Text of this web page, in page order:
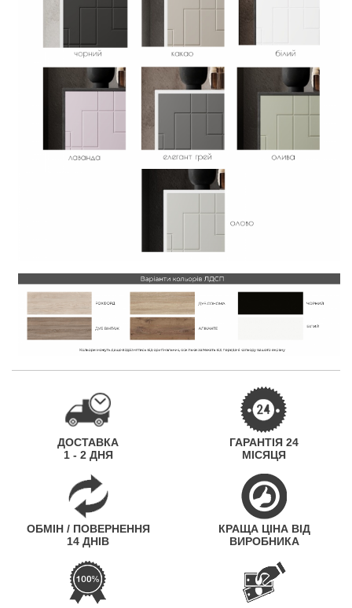
ДОСТАВКА
1 - 2 ДНЯ
ГАРАНТІЯ 24
МІСЯЦЯ
ОБМІН / ПОВЕРНЕННЯ
14 ДНІВ
КРАЩА ЦІНА ВІД
ВИРОБНИКА